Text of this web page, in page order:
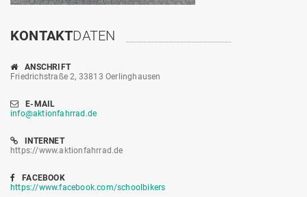
KONTAKTDATEN
ANSCHRIFT
Friedrichstraße 2, 33813 Oerlinghausen
E-MAIL
info@aktionfahrrad.de
INTERNET
https://www.aktionfahrrad.de
FACEBOOK
https://www.facebook.com/schoolbikers